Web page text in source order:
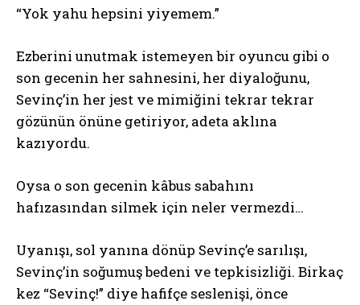
“Yok yahu hepsini yiyemem.”
Ezberini unutmak istemeyen bir oyuncu gibi o
son gecenin her sahnesini, her diyaloğunu,
Sevinç’in her jest ve mimiğini tekrar tekrar
gözünün önüne getiriyor, adeta aklına
kazıyordu.
Oysa o son gecenin kâbus sabahını
hafızasından silmek için neler vermezdi…
Uyanışı, sol yanına dönüp Sevinç’e sarılışı,
Sevinç’in soğumuş bedeni ve tepkisizliği. Birkaç
kez “Sevinç!” diye hafifçe seslenişi, önce